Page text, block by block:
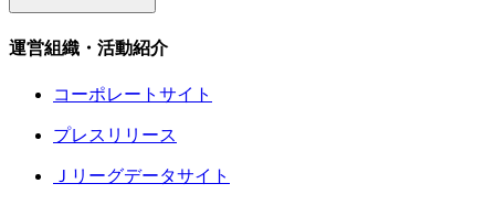
運営組織・活動紹介
コーポレートサイト
プレスリリース
Ｊリーグデータサイト